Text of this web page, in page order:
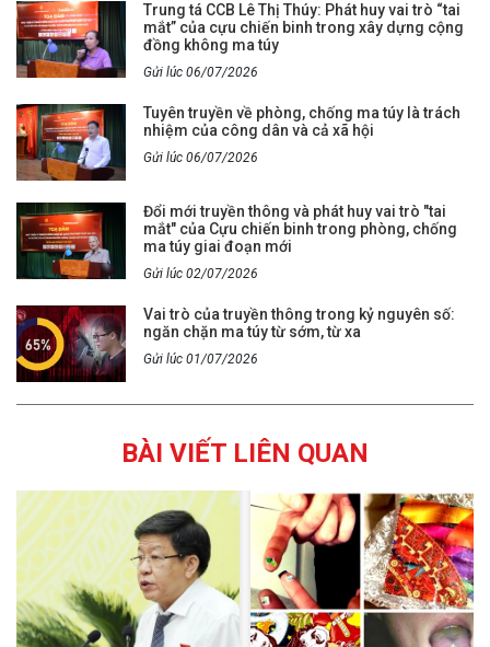
Trung tá CCB Lê Thị Thúy: Phát huy vai trò “tai
mắt” của cựu chiến binh trong xây dựng cộng
đồng không ma túy
Gửi lúc 06/07/2026
Tuyên truyền về phòng, chống ma túy là trách
nhiệm của công dân và cả xã hội
Gửi lúc 06/07/2026
Đổi mới truyền thông và phát huy vai trò "tai
mắt" của Cựu chiến binh trong phòng, chống
ma túy giai đoạn mới
Gửi lúc 02/07/2026
Vai trò của truyền thông trong kỷ nguyên số:
ngăn chặn ma túy từ sớm, từ xa
Gửi lúc 01/07/2026
BÀI VIẾT LIÊN QUAN